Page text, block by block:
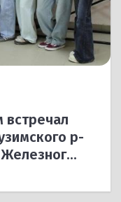
встречал
р-